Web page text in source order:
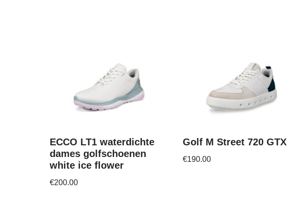
ECCO LT1 waterdichte
dames golfschoenen
white ice flower
€200.00
Golf M Street 720 GTX
€190.00